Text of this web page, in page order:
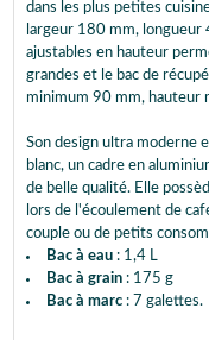
dans les plus petites
largeur 180 mm,
ajustables en hauteur
grandes et le bac de
minimum 90 mm, hauteur
Son design ultra moderne
blanc, un cadre en
de belle qualité. Elle
lors de l'écoulement de
couple ou de petits
Bac à eau : 1,4 L
Bac à grain : 175 g
Bac à marc : 7 galettes.